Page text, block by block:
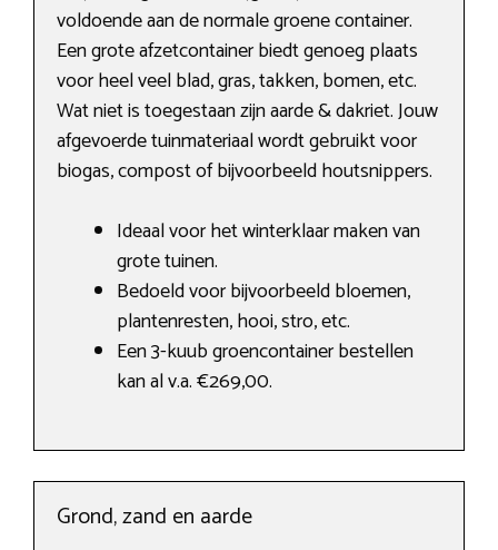
voldoende aan de normale groene container.
Een grote afzetcontainer biedt genoeg plaats
voor heel veel blad, gras, takken, bomen, etc.
Wat niet is toegestaan zijn aarde & dakriet. Jouw
afgevoerde tuinmateriaal wordt gebruikt voor
biogas, compost of bijvoorbeeld houtsnippers.
Ideaal voor het winterklaar maken van
grote tuinen.
Bedoeld voor bijvoorbeeld bloemen,
plantenresten, hooi, stro, etc.
Een 3-kuub groencontainer bestellen
kan al v.a. €269,00.
Grond, zand en aarde